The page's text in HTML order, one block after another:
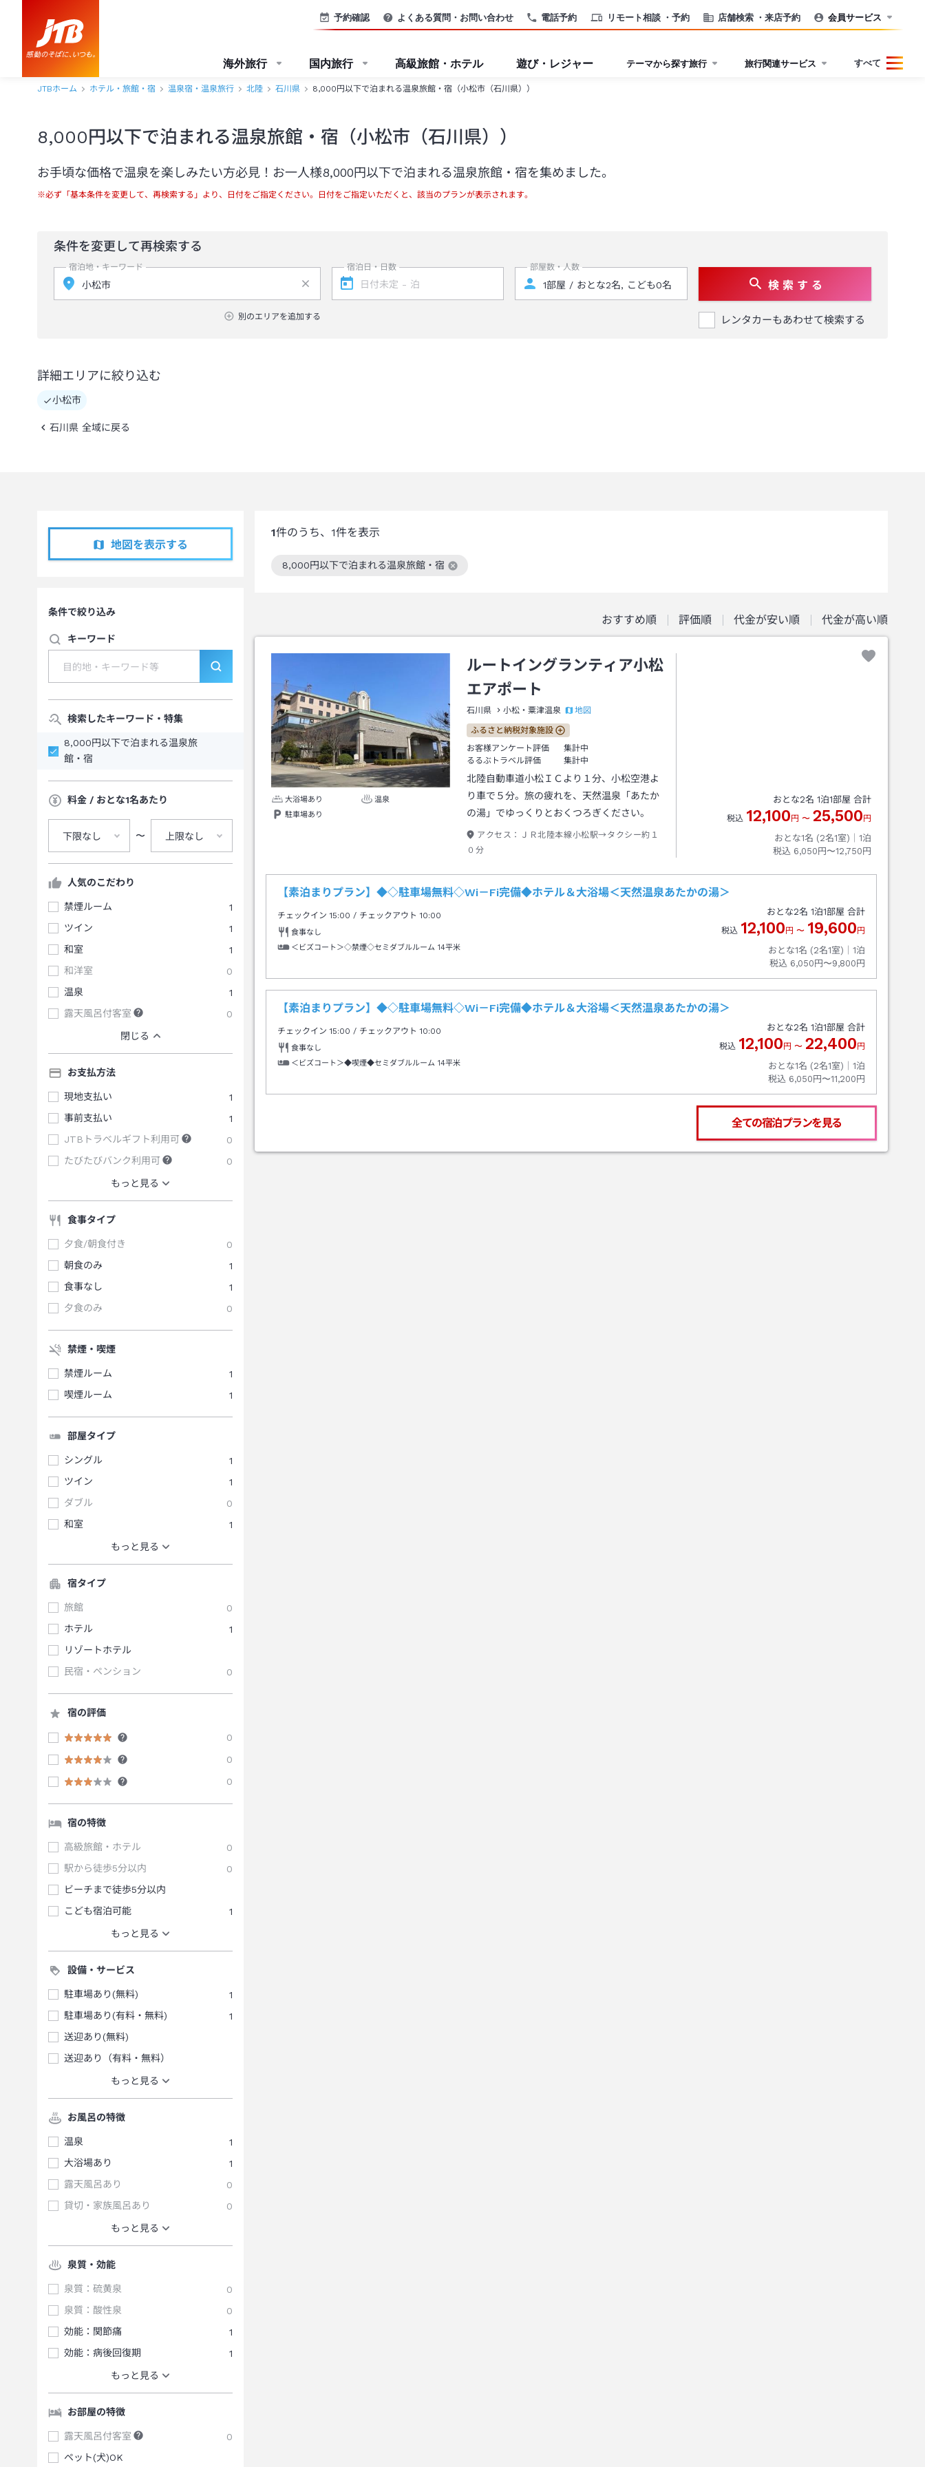
電話予約 リモート相談 ・予約 店舗検索 ・来店予約
予約確認 よくある質問・お問い合わせ 会員サービス
海外旅行 国内旅行 高級旅館・ホテル 遊び・レジャー テーマから探す旅行 旅行関連サービス すべて
JTBホーム ホテル・旅館・宿 温泉宿・温泉旅行 北陸 石川県 8,000円以下で泊まれる温泉旅館・宿（小松市（石川県））
8,000円以下で泊まれる温泉旅館・宿（小松市（石川県））
お手頃な価格で温泉を楽しみたい方必見！お一人様8,000円以下で泊まれる温泉旅館・宿を集めました。
※必ず「基本条件を変更して、再検索する」より、日付をご指定ください。日付をご指定いただくと、該当のプランが表示されます。
条件を変更して再検索する
宿泊地・キーワード
別のエリアを追加する
宿泊日・日数 部屋数・人数
検 索 す る
レンタカーもあわせて検索する
詳細エリアに絞り込む
小松市
石川県 全域に戻る
地図を表示する
条件で絞り込み
キーワード
検索したキーワード・特集
8,000円以下で泊まれる温泉旅
館・宿
料金 / おとな1名あたり
下限なし 〜 上限なし
人気のこだわり
禁煙ルーム
1
ツイン
1
和室
1
和洋室
0
温泉
1
露天風呂付客室
0
閉じる
お支払方法
現地支払い
1
事前支払い
1
JTBトラベルギフト利用可
0
たびたびバンク利用可
0
もっと見る
食事タイプ
夕食/朝食付き
0
朝食のみ
1
食事なし
1
夕食のみ
0
禁煙・喫煙
禁煙ルーム
1
喫煙ルーム
1
部屋タイプ
シングル
1
ツイン
1
ダブル
0
和室
1
もっと見る
宿タイプ
旅館
0
ホテル
1
リゾートホテル
民宿・ペンション
0
宿の評価
0
0
0
宿の特徴
高級旅館・ホテル
0
駅から徒歩5分以内
0
ビーチまで徒歩5分以内
こども宿泊可能
1
もっと見る
設備・サービス
駐車場あり(無料)
1
駐車場あり(有料・無料)
1
送迎あり(無料)
送迎あり（有料・無料）
もっと見る
お風呂の特徴
温泉
1
大浴場あり
1
露天風呂あり
0
貸切・家族風呂あり
0
もっと見る
泉質・効能
泉質：硫黄泉
0
泉質：酸性泉
0
効能：関節痛
1
効能：病後回復期
1
もっと見る
お部屋の特徴
露天風呂付客室
0
ペット(犬)OK
1件のうち、 1件を表示
8,000円以下で泊まれる温泉旅館・宿
この絞り込み条件を解除
おすすめ順 評価順 代金が安い順 代金が高い順
大浴場あり
温泉
駐車場あり
ルートイングランティア小松
エアポート
石川県 小松・粟津温泉 地図
ふるさと納税対象施設
お客様アンケート評価
集計中
るるぶトラベル評価
集計中
北陸自動車道小松ＩＣより１分、小松空港よ
り車で５分。旅の疲れを、天然温泉「あたか
の湯」でゆっくりとおくつろぎください。
アクセス：
ＪＲ北陸本線小松駅→タクシー約１
０分
おとな2名 1泊1部屋 合計
税込 12,100 円 〜 25,500 円
おとな1名 (2名1室)｜ 1泊
税込 6,050円〜12,750円
【素泊まりプラン】◆◇駐車場無料◇Wi－Fi完備◆ホテル＆大浴場＜天然温泉あたかの湯＞
チェックイン15:00 / チェックアウト 10:00
食事なし
＜ビズコート＞◇禁煙◇セミダブルルーム 14平米
おとな2名 1泊1部屋 合計
税込 12,100 円 〜 19,600 円
おとな1名 (2名1室)｜ 1泊
税込 6,050円〜9,800円
【素泊まりプラン】◆◇駐車場無料◇Wi－Fi完備◆ホテル＆大浴場＜天然温泉あたかの湯＞
チェックイン15:00 / チェックアウト 10:00
食事なし
＜ビズコート＞◆喫煙◆セミダブルルーム 14平米
おとな2名 1泊1部屋 合計
税込 12,100 円 〜 22,400 円
おとな1名 (2名1室)｜ 1泊
税込 6,050円〜11,200円
全ての宿泊プランを見る